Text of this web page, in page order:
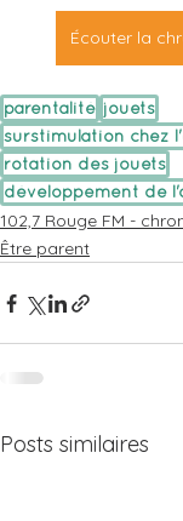
Écouter la
parentalité jouets
surstimulation chez
rotation des jouets
développement de
102,7 Rouge FM -
Être parent
Posts similaires